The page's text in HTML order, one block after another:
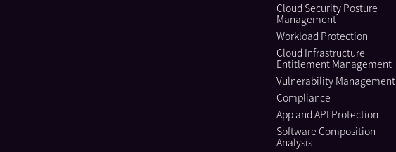
Cloud Security Posture
Management
Workload Protection
Cloud Infrastructure
Entitlement Management
Vulnerability Management
Compliance
App and API Protection
Software Composition
Analysis